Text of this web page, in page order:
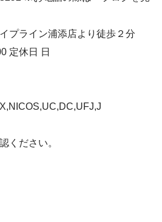
プライン浦添店より徒歩２分
定休日 日
ください。